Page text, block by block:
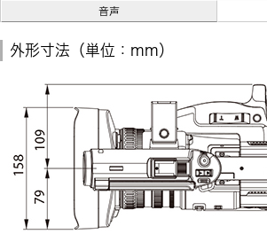
音声
外形寸法（単位：mm）